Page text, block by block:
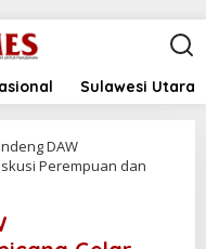
Sulawesi Utara
DAW
Perempuan dan